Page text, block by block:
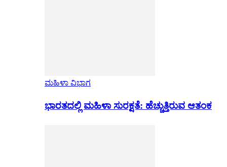
ಮಹಿಳಾ ವಿಭಾಗ
ಭಾರತದಲ್ಲಿ ಮಹಿಳಾ ಸುರಕ್ಷತೆ: ಹೆಚ್ಚುತ್ತಿರುವ ಆತಂಕ